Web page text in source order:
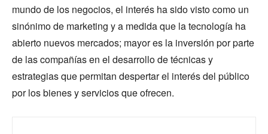
mundo de los negocios, el interés ha sido visto como un
sinónimo de marketing y a medida que la tecnología ha
abierto nuevos mercados; mayor es la inversión por parte
de las compañías en el desarrollo de técnicas y
estrategias que permitan despertar el interés del público
por los bienes y servicios que ofrecen.